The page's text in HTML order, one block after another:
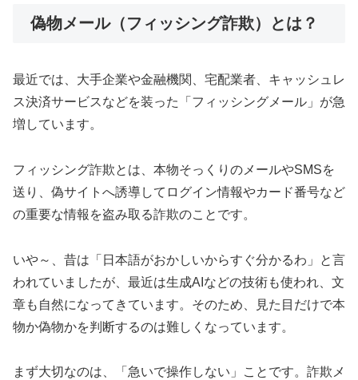
偽物メール（フィッシング詐欺）とは？
最近では、大手企業や金融機関、宅配業者、キャッシュレ
ス決済サービスなどを装った「フィッシングメール」が急
増しています。
フィッシング詐欺とは、本物そっくりのメールやSMSを
送り、偽サイトへ誘導してログイン情報やカード番号など
の重要な情報を盗み取る詐欺のことです。
いや～、昔は「日本語がおかしいからすぐ分かるわ」と言
われていましたが、最近は生成AIなどの技術も使われ、文
章も自然になってきています。そのため、見た目だけで本
物か偽物かを判断するのは難しくなっています。
まず大切なのは、「急いで操作しない」ことです。詐欺メ